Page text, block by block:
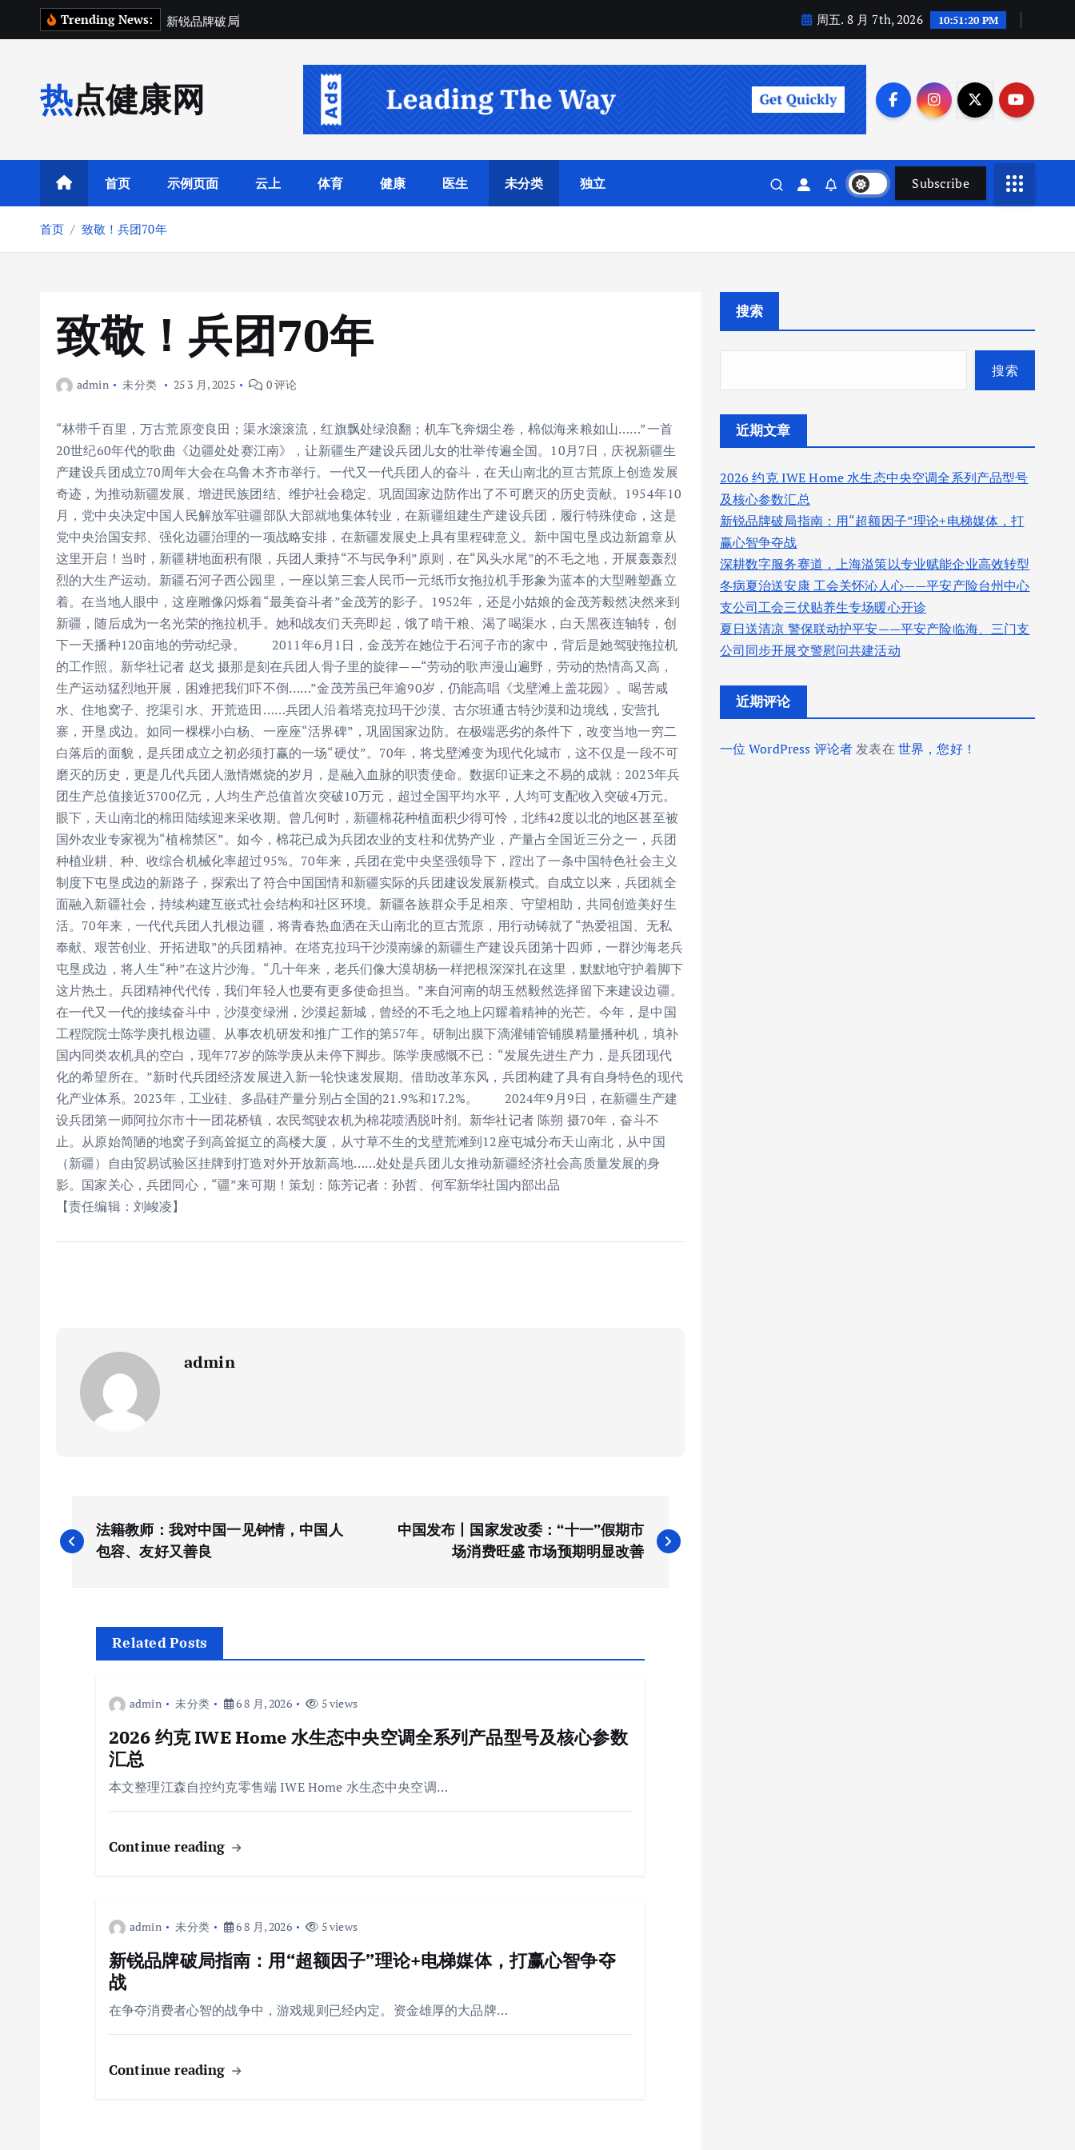
Trending News: 新锐品牌破 局 周五. 8 月 7th, 2026 10:51:21 PM
热点健康网
首页 示例页面 云上 体育 健康 医生 未分类 独立 Subscribe
首页 致敬！兵团70年
致敬！兵团70年
admin 未分类 25 3 月, 2025 0 评论
“林带千百里，万古荒原变良田；渠水滚滚流，红旗飘处绿浪翻；机车飞奔烟尘卷，棉似海来粮如山……”一首
20世纪60年代的歌曲《边疆处处赛江南》，让新疆生产建设兵团儿女的壮举传遍全国。10月7日，庆祝新疆生
产建设兵团成立70周年大会在乌鲁木齐市举行。一代又一代兵团人的奋斗，在天山南北的亘古荒原上创造发展
奇迹，为推动新疆发展、增进民族团结、维护社会稳定、巩固国家边防作出了不可磨灭的历史贡献。1954年10
月，党中央决定中国人民解放军驻疆部队大部就地集体转业，在新疆组建生产建设兵团，履行特殊使命，这是
党中央治国安邦、强化边疆治理的一项战略安排，在新疆发展史上具有里程碑意义。新中国屯垦戍边新篇章从
这里开启！当时，新疆耕地面积有限，兵团人秉持“不与民争利”原则，在“风头水尾”的不毛之地，开展轰轰烈
烈的大生产运动。新疆石河子西公园里，一座以第三套人民币一元纸币女拖拉机手形象为蓝本的大型雕塑矗立
着。在当地人眼中，这座雕像闪烁着“最美奋斗者”金茂芳的影子。1952年，还是小姑娘的金茂芳毅然决然来到
新疆，随后成为一名光荣的拖拉机手。她和战友们天亮即起，饿了啃干粮、渴了喝渠水，白天黑夜连轴转，创
下一天播种120亩地的劳动纪录。 2011年6月1日，金茂芳在她位于石河子市的家中，背后是她驾驶拖拉机
的工作照。新华社记者 赵戈 摄那是刻在兵团人骨子里的旋律——“劳动的歌声漫山遍野，劳动的热情高又高，
生产运动猛烈地开展，困难把我们吓不倒……”金茂芳虽已年逾90岁，仍能高唱《戈壁滩上盖花园》。喝苦咸
水、住地窝子、挖渠引水、开荒造田……兵团人沿着塔克拉玛干沙漠、古尔班通古特沙漠和边境线，安营扎
寨，开垦戍边。如同一棵棵小白杨、一座座“活界碑”，巩固国家边防。在极端恶劣的条件下，改变当地一穷二
白落后的面貌，是兵团成立之初必须打赢的一场“硬仗”。70年，将戈壁滩变为现代化城市，这不仅是一段不可
磨灭的历史，更是几代兵团人激情燃烧的岁月，是融入血脉的职责使命。数据印证来之不易的成就：2023年兵
团生产总值接近3700亿元，人均生产总值首次突破10万元，超过全国平均水平，人均可支配收入突破4万元。
眼下，天山南北的棉田陆续迎来采收期。曾几何时，新疆棉花种植面积少得可怜，北纬42度以北的地区甚至被
国外农业专家视为“植棉禁区”。如今，棉花已成为兵团农业的支柱和优势产业，产量占全国近三分之一，兵团
种植业耕、种、收综合机械化率超过95%。70年来，兵团在党中央坚强领导下，蹚出了一条中国特色社会主义
制度下屯垦戍边的新路子，探索出了符合中国国情和新疆实际的兵团建设发展新模式。自成立以来，兵团就全
面融入新疆社会，持续构建互嵌式社会结构和社区环境。新疆各族群众手足相亲、守望相助，共同创造美好生
活。70年来，一代代兵团人扎根边疆，将青春热血洒在天山南北的亘古荒原，用行动铸就了“热爱祖国、无私
奉献、艰苦创业、开拓进取”的兵团精神。在塔克拉玛干沙漠南缘的新疆生产建设兵团第十四师，一群沙海老兵
屯垦戍边，将人生“种”在这片沙海。“几十年来，老兵们像大漠胡杨一样把根深深扎在这里，默默地守护着脚下
这片热土。兵团精神代代传，我们年轻人也要有更多使命担当。”来自河南的胡玉然毅然选择留下来建设边疆。
在一代又一代的接续奋斗中，沙漠变绿洲，沙漠起新城，曾经的不毛之地上闪耀着精神的光芒。今年，是中国
工程院院士陈学庚扎根边疆、从事农机研发和推广工作的第57年。研制出膜下滴灌铺管铺膜精量播种机，填补
国内同类农机具的空白，现年77岁的陈学庚从未停下脚步。陈学庚感慨不已：“发展先进生产力，是兵团现代
化的希望所在。”新时代兵团经济发展进入新一轮快速发展期。借助改革东风，兵团构建了具有自身特色的现代
化产业体系。2023年，工业硅、多晶硅产量分别占全国的21.9%和17.2%。 2024年9月9日，在新疆生产建
设兵团第一师阿拉尔市十一团花桥镇，农民驾驶农机为棉花喷洒脱叶剂。新华社记者 陈朔 摄70年，奋斗不
止。从原始简陋的地窝子到高耸挺立的高楼大厦，从寸草不生的戈壁荒滩到12座屯城分布天山南北，从中国
（新疆）自由贸易试验区挂牌到打造对外开放新高地……处处是兵团儿女推动新疆经济社会高质量发展的身
影。国家关心，兵团同心，“疆”来可期！策划：陈芳记者：孙哲、何军新华社国内部出品
【责任编辑：刘峻凌】
admin
文
章
法籍教师：我对中国一见钟情，中国人
包容、友好又善良
中国发布丨国家发改委：“十一”假期市
场消费旺盛 市场预期明显改善
Related Posts
admin 未分类 6 8 月, 2026 5 views
2026 约克 IWE Home 水生态中央空调全系列产品型号及核心参数
汇总
本文整理江森自控约克零售端 IWE Home 水生态中央空调…
Continue reading
admin 未分类 6 8 月, 2026 5 views
新锐品牌破局指南：用“超额因子”理论+电梯媒体，打赢心智争夺
战
在争夺消费者心智的战争中，游戏规则已经内定。资金雄厚的大品牌…
Continue reading
搜索
搜索
近期文章
2026 约克 IWE Home 水生态中央空调全系列产品型号
及核心参数汇总
新锐品牌破局指南：用“超额因子”理论+电梯媒体，打
赢心智争夺战
深耕数字服务赛道，上海溢策以专业赋能企业高效转型
冬病夏治送安康 工会关怀沁人心——平安产险台州中心
支公司工会三伏贴养生专场暖心开诊
夏日送清凉 警保联动护平安——平安产险临海、三门支
公司同步开展交警慰问共建活动
近期评论
一位 WordPress 评论者发表在 世界，您好！